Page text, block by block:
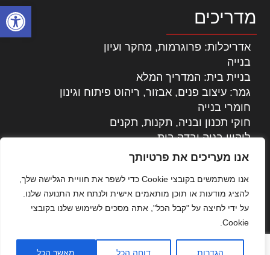
פתח
אנו מעריכים את פרטיותך
אנו משתמשים בקובצי Cookie כדי לשפר את חוויית הגלישה שלך,
להציג מודעות או תוכן מותאמים אישית ולנתח את התנועה שלנו.
על ידי לחיצה על "קבל הכל", אתה מסכים לשימוש שלנו בקובצי
Cookie.
הגדרות דוחה הכל מאשר הכל
מדריכים
אדריכלות: פרוגרמות, מחקר ועיון
בנייה
בניית בית: המדריך המלא
גמר: עיצוב פנים, אבזור, ריהוט פיתוח וגינון
חומרי בנייה
חוקי תכנון ובניה, תקנות, תקנים
ליקויי בניה ובדק בית
נדל"ן: זכויות, אגרות ועסקאות
עקרונות ניהול אחזקה מתקדמות
צילום אדריכלי
שיווק נדלן
שיטות בניה: מפרטים והמלצות
תוכן שיווקי